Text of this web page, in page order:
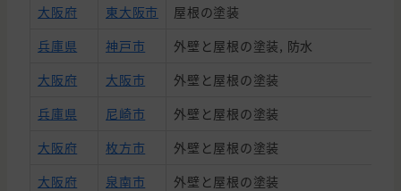
大阪府
東大阪市
屋根の塗装
兵庫県
神戸市
外壁と屋根の塗装, 防水
大阪府
大阪市
外壁と屋根の塗装
兵庫県
尼崎市
外壁と屋根の塗装
大阪府
枚方市
外壁と屋根の塗装
大阪府
泉南市
外壁と屋根の塗装